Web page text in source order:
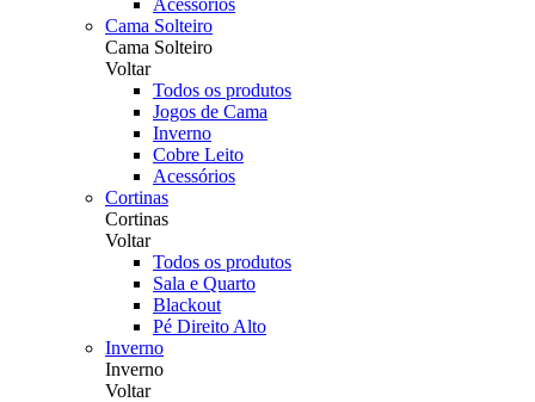
Acessórios
Cama Solteiro
Cama Solteiro
Voltar
Todos os produtos
Jogos de Cama
Inverno
Cobre Leito
Acessórios
Cortinas
Cortinas
Voltar
Todos os produtos
Sala e Quarto
Blackout
Pé Direito Alto
Inverno
Inverno
Voltar